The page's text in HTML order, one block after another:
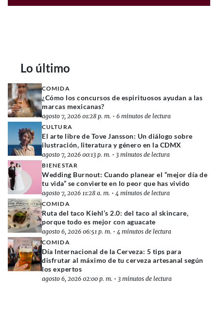
Lo último
COMIDA
¿Cómo los concursos de espirituosos ayudan a las
marcas mexicanas?
agosto 7, 2026 01:28 p. m. • 6 minutos de lectura
CULTURA
El arte libre de Tove Jansson: Un diálogo sobre
ilustración, literatura y género en la CDMX
agosto 7, 2026 00:13 p. m. • 3 minutos de lectura
BIENESTAR
Wedding Burnout: Cuando planear el “mejor día de
tu vida” se convierte en lo peor que has vivido
agosto 7, 2026 11:28 a. m. • 4 minutos de lectura
COMIDA
Ruta del taco Kiehl’s 2.0: del taco al skincare,
porque todo es mejor con aguacate
agosto 6, 2026 06:51 p. m. • 4 minutos de lectura
COMIDA
Día Internacional de la Cerveza: 5 tips para
disfrutar al máximo de tu cerveza artesanal según
los expertos
agosto 6, 2026 02:00 p. m. • 3 minutos de lectura